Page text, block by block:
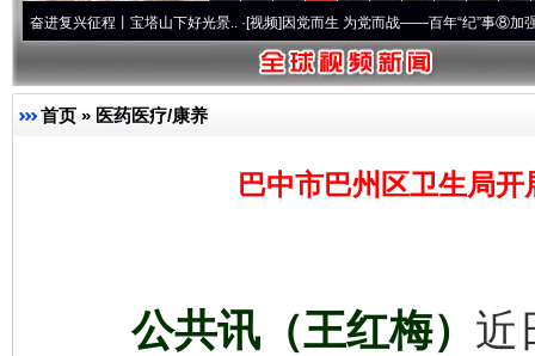
征程丨宝塔山下好光景..·[视频]因党而生 为党而战——百年“纪”事⑧加强纪律..·[视
首页 » 医药医疗/康养
巴中市巴州区卫生局
公共讯（王红梅） 近